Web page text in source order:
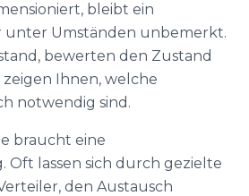
bleibt ein
unter Umständen unbemerkt.
bewerten den Zustand
Ihnen, welche
notwendig sind.
braucht eine
Oft lassen sich durch gezielte
den Austausch